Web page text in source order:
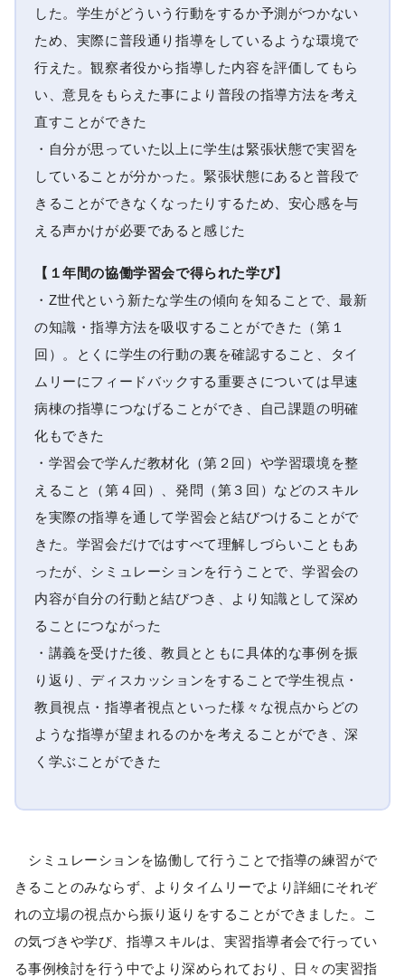
した。学生がどういう行動をするか予測がつかない
ため、実際に普段通り指導をしているような環境で
行えた。観察者役から指導した内容を評価してもら
い、意見をもらえた事により普段の指導方法を考え
直すことができた
・自分が思っていた以上に学生は緊張状態で実習を
していることが分かった。緊張状態にあると普段で
きることができなくなったりするため、安心感を与
える声かけが必要であると感じた
【１年間の協働学習会で得られた学び】
・Z世代という新たな学生の傾向を知ることで、最新
の知識・指導方法を吸収することができた（第１
回）。とくに学生の行動の裏を確認すること、タイ
ムリーにフィードバックする重要さについては早速
病棟の指導につなげることができ、自己課題の明確
化もできた
・学習会で学んだ教材化（第２回）や学習環境を整
えること（第４回）、発問（第３回）などのスキル
を実際の指導を通して学習会と結びつけることがで
きた。学習会だけではすべて理解しづらいこともあ
ったが、シミュレーションを行うことで、学習会の
内容が自分の行動と結びつき、より知識として深め
ることにつながった
・講義を受けた後、教員とともに具体的な事例を振
り返り、ディスカッションをすることで学生視点・
教員視点・指導者視点といった様々な視点からどの
ような指導が望まれるのかを考えることができ、深
く学ぶことができた
シミュレーションを協働して行うことで指導の練習がで
きることのみならず、よりタイムリーでより詳細にそれぞ
れの立場の視点から振り返りをすることができました。こ
の気づきや学び、指導スキルは、実習指導者会で行ってい
る事例検討を行う中でより深められており、日々の実習指